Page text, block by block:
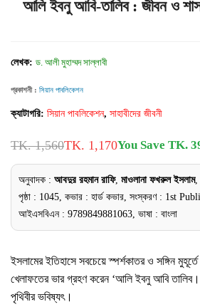
আলি ইবনু আবি-তালিব : জীবন ও
লেখক: ড. আলী মুহাম্মদ সাল্লাবী
প্রকাশনী : সিয়ান পাবলিকেশন
ক্যাটাগরি: সিয়ান পাবলিকেশন, সাহাবীদের জীবনী
TK. 1,560TK. 1,170You Save TK.
অনুবাদক : আবদুর রহমান রাফি, মাওলানা ফখরুল ইসলাম,
পৃষ্ঠা : 1045, কভার : হার্ড কভার, সংস্করণ : 1st
আইএসবিএন : 9789849881063, ভাষা : বাংলা
ইসলামের ইতিহাসে সবচেয়ে স্পর্শকাতর ও সঙ্গিন
খেলাফতের ভার গ্রহণ করেন ‘আলি ইবনু আবি তালিব।
পৃথিবীর ভবিষ্যৎ।